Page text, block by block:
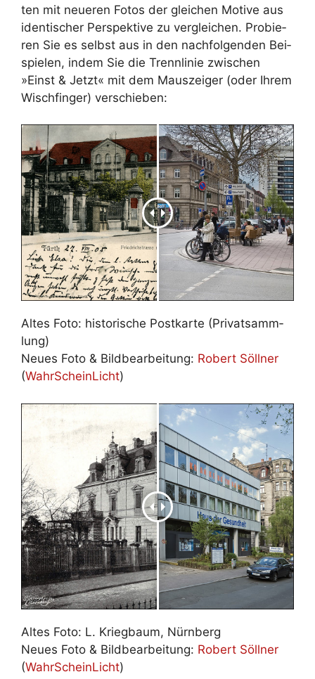
ten mit neue­ren Fo­tos der glei­chen Mo­ti­ve aus
iden­ti­scher Per­spek­ti­ve zu ver­glei­chen. Pro­bie­
ren Sie es selbst aus in den nach­fol­gen­den Bei­
spie­len, in­dem Sie die Trenn­li­nie zwi­schen
»Einst & Jetzt« mit dem Maus­zei­ger (oder Ih­rem
Wisch­fin­ger) ver­schie­ben:
Al­tes Fo­to: his­to­ri­sche Post­kar­te (Pri­vat­samm­
lung)
Neu­es Fo­to & Bild­be­ar­bei­tung: Ro­bert Söll­ner
(Wahr­Schein­Licht)
Al­tes Fo­to: L. Krieg­baum, Nürn­berg
Neu­es Fo­to & Bild­be­ar­bei­tung: Ro­bert Söll­ner
(Wahr­Schein­Licht)